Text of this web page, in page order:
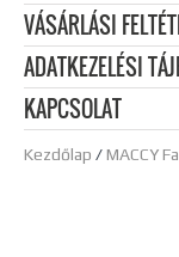
Kezdőlap /MACCY
VÁSÁRLÁSI
ADATKEZELÉSI
KAPCSOLAT